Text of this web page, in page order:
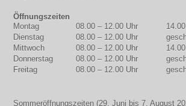
Öffnungszeiten
WOCHENTAG MORGEN NACHMITTAG
Montag 08.00 – 12.00 Uhr
Dienstag
08.00 – 12.00 Uhr
Mittwoch
08.00 – 12.00 Uhr
Donnerstag
08.00 – 12.00 Uhr
Freitag
08.00 – 12.00 Uhr
Sommeröffnungszeiten (29. Juni bis 7. August